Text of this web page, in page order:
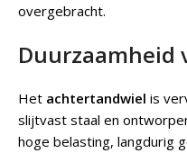
overgebracht.
Duurzaamheid
Het achtertandwiel is
slijtvast staal en
hoge belasting, langdurig